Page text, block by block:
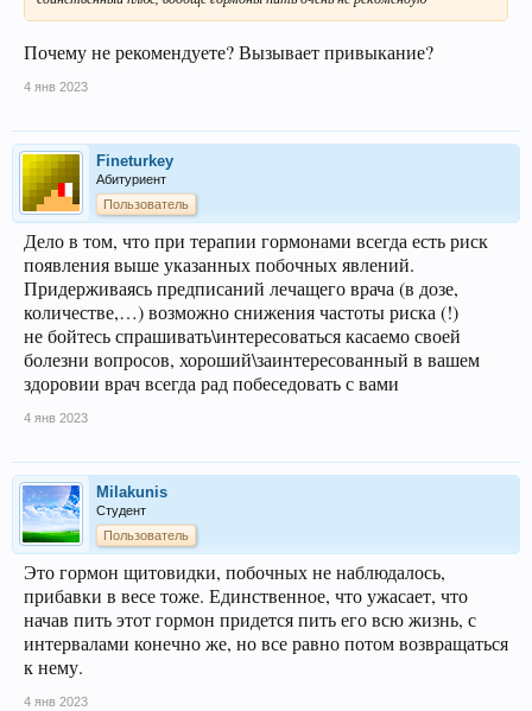
Почему не рекомендуете? Вызывает привыкание?
4 янв 2023
Fineturkey
Абитуриент
Пользователь
Дело в том, что при терапии гормонами всегда есть риск
появления выше указанных побочных явлений.
Придерживаясь предписаний лечащего врача (в дозе,
количестве,…) возможно снижения частоты риска (!)
не бойтесь спрашивать\интересоваться касаемо своей
болезни вопросов, хороший\заинтересованный в вашем
здоровии врач всегда рад побеседовать с вами
4 янв 2023
Milakunis
Студент
Пользователь
Это гормон щитовидки, побочных не наблюдалось,
прибавки в весе тоже. Единственное, что ужасает, что
начав пить этот гормон придется пить его всю жизнь, с
интервалами конечно же, но все равно потом возвращаться
к нему.
4 янв 2023